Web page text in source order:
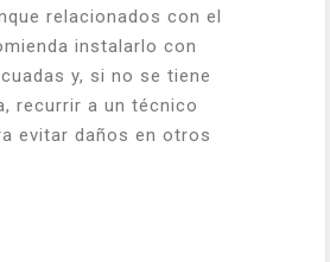
relacionados con el
instalarlo con
y, si no se tiene
recurrir a un técnico
evitar daños en otros